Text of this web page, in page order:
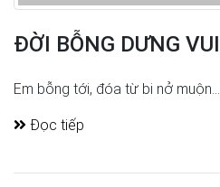
ÐỜI BỖNG DƯNG VUI
Em bỗng tới, đóa từ bi nở muộn...
Đọc tiếp